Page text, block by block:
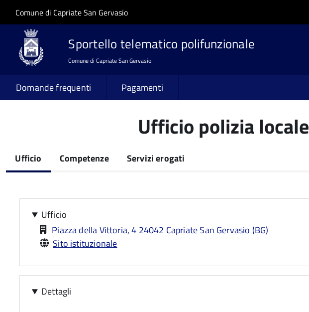
Salta al contenuto principale
Skip to site navigation
Comune di Capriate San Gervasio
Sportello telematico polifunzionale
Comune di Capriate San Gervasio
Domande frequenti Pagamenti
Ufficio polizia locale
Ufficio
(scheda
Competenze Servizi erogati
Ufficio
Piazza della Vittoria, 4 24042 Capriate San Gervasio (BG)
Sito istituzionale
Dettagli